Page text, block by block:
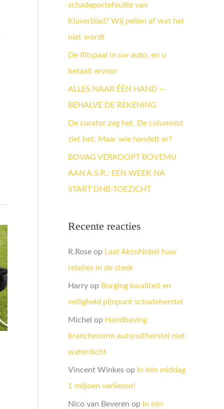
a
a
r
:
schadeportefeuille van
Klaverblad? Wij pellen af wat het
niet wordt
De flitspaal in uw auto, en u
betaalt ervoor
ALLES NAAR ÉÉN HAND —
BEHALVE DE REKENING
De curator zag het. De columnist
ziet het. Maar wie handelt er?
BOVAG VERKOOPT BOVEMIJ
AAN A.S.R.: EEN WEEK NA
START DNB-TOEZICHT
Recente reacties
R.Rose op Laat AkzoNobel haar
relaties in de steek
Harry op Borging kwaliteit en
veiligheid pijnpunt schadeherstel
Michel op Handhaving
branchenorm autoruitherstel niet
waterdicht
Vincent Winkes op In één middag
1 miljoen verliezen!
Nico van Beveren op In één